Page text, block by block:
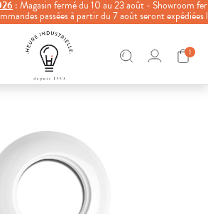
: Magasin fermé du 10 au 23 août - Showroom
passées à partir du 7 août seront
1